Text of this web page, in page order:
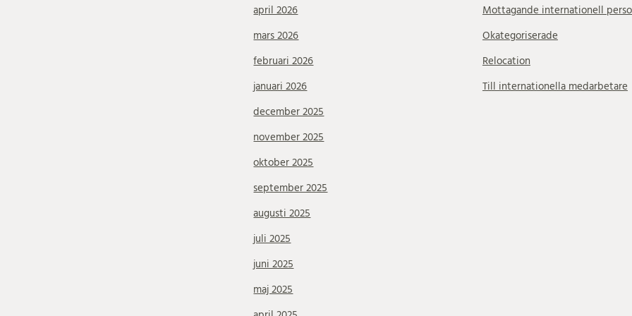
april 2026
mars 2026
februari 2026
januari 2026
december 2025
november 2025
oktober 2025
september 2025
augusti 2025
juli 2025
juni 2025
maj 2025
Mottagande internationell
Okategoriserade
Relocation
Till internationella medarbetare